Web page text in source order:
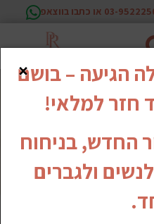
×
הגיעה – בושם
חזר למלאי!
החדש, בניחוח
ולגברים